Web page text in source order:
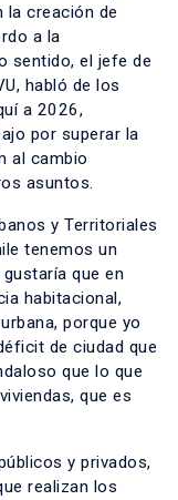
la creación de
a la
sentido, el jefe de
habló de los
a 2026,
por superar la
al cambio
asuntos.
y Territoriales
tenemos un
gustaría que en
habitacional,
porque yo
de ciudad que
que lo que
que es
y privados,
realizan los